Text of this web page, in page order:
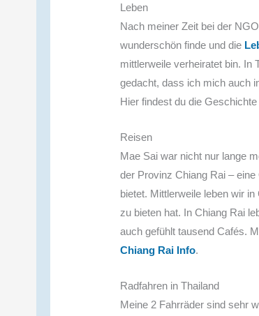
Leben
Nach meiner Zeit bei der
wunderschön finde und die
mittlerweile verheiratet bin. In
gedacht, dass ich mich auch
Hier findest du die
Reisen
Mae Sai war nicht nur lange
der Provinz Chiang Rai –
bietet. Mittlerweile leben wir
zu bieten hat. In Chiang Rai
auch gefühlt tausend Cafés.
Chiang Rai Info.
Radfahren in Thailand
Meine 2 Fahrräder sind sehr